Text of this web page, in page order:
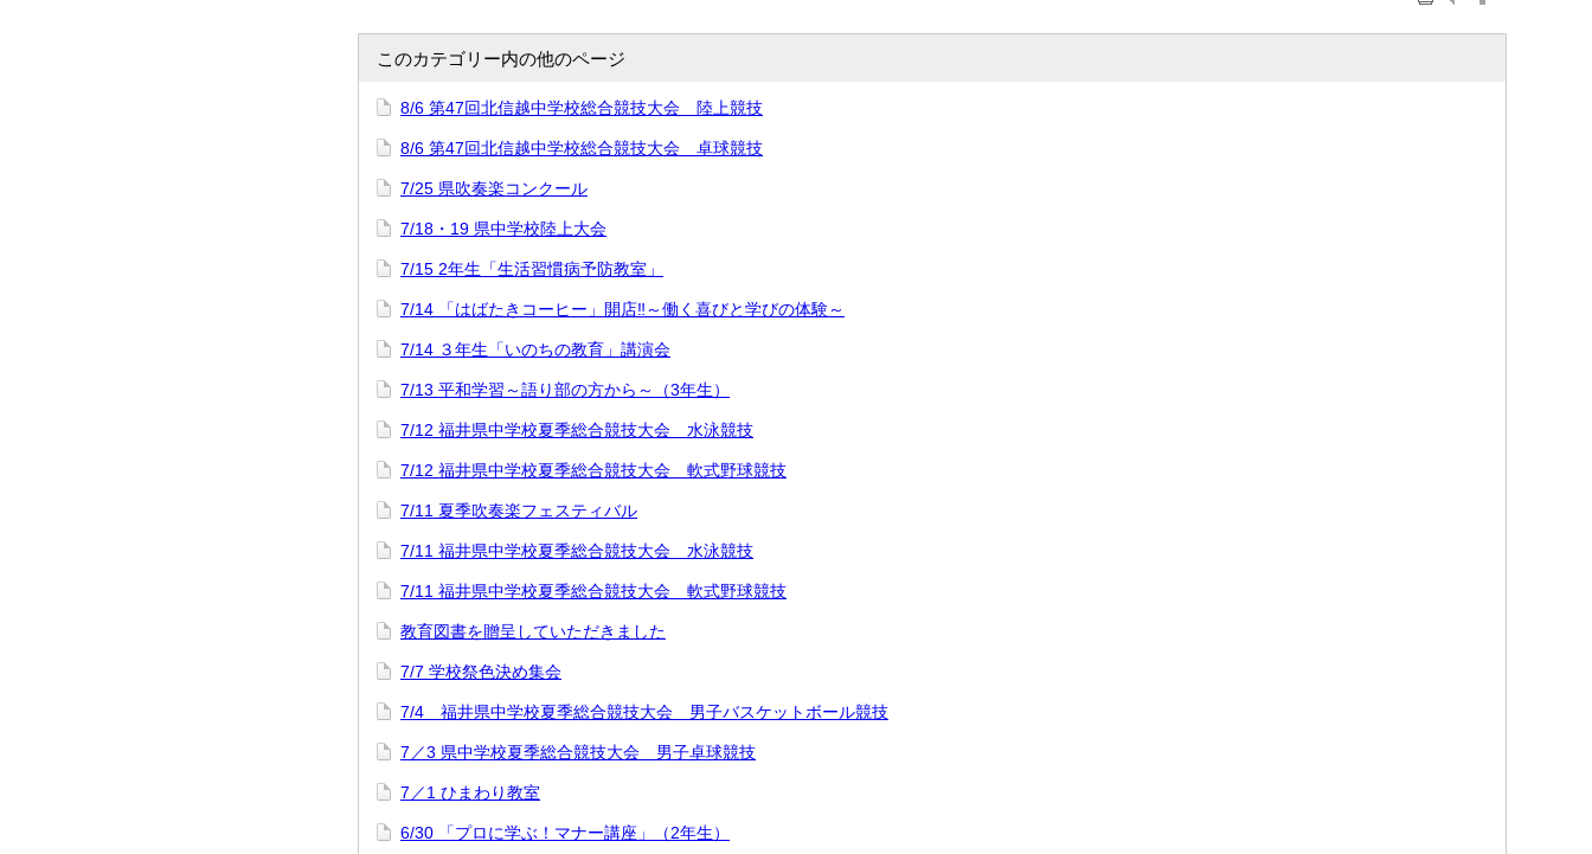
このカテゴリー内の他のページ
8/6 第47回北信越中学校総合競技大会 陸上競技
8/6 第47回北信越中学校総合競技大会 卓球競技
7/25 県吹奏楽コンクール
7/18・19 県中学校陸上大会
7/15 2年生「生活習慣病予防教室」
7/14 「はばたきコーヒー」開店‼︎～働く喜びと学びの体験～
7/14 ３年生「いのちの教育」講演会
7/13 平和学習～語り部の方から～（3年生）
7/12 福井県中学校夏季総合競技大会 水泳競技
7/12 福井県中学校夏季総合競技大会 軟式野球競技
7/11 夏季吹奏楽フェスティバル
7/11 福井県中学校夏季総合競技大会 水泳競技
7/11 福井県中学校夏季総合競技大会 軟式野球競技
教育図書を贈呈していただきました
7/7 学校祭色決め集会
7/4 福井県中学校夏季総合競技大会 男子バスケットボール競技
7／3 県中学校夏季総合競技大会 男子卓球競技
7／1 ひまわり教室
6/30 「プロに学ぶ！マナー講座」（2年生）